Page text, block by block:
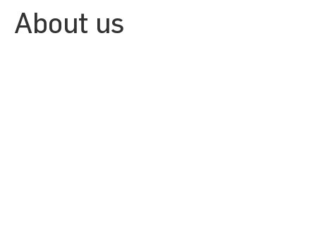
About us